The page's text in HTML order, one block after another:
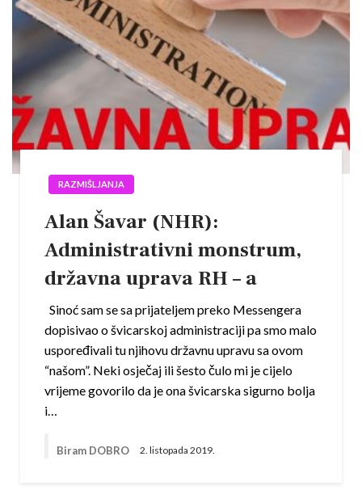
RAZMIŠLJANJA
Alan Šavar (NHR):
Administrativni monstrum,
državna uprava RH – a
Sinoć sam se sa prijateljem preko Messengera
dopisivao o švicarskoj administraciji pa smo malo
uspoređivali tu njihovu državnu upravu sa ovom
“našom”. Neki osječaj ili šesto čulo mi je cijelo
vrijeme govorilo da je ona švicarska sigurno bolja
i…
Biram DOBRO 2. listopada 2019.